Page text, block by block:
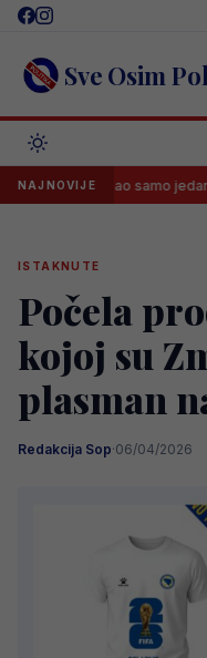
Skip
content Sve Osim
NAJNOVIJE
Zmaj imao samo jedan
ISTAKNUTE
Počela
kojoj su
plasman
Redakcija Sop·06/04/2026